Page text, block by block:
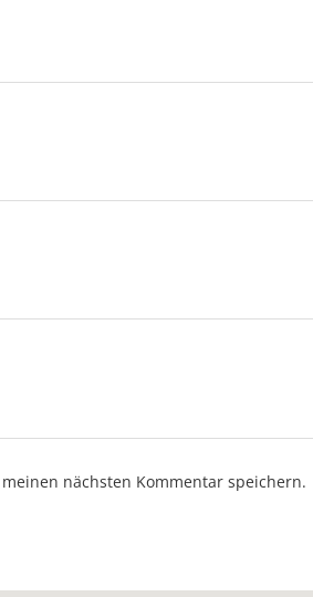
nächsten Kommentar speichern.